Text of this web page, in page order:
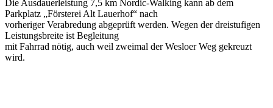
Die Ausdauerleistung 7,5 km Nordic-Walking kann ab dem
Parkplatz „Försterei Alt Lauerhof“ nach
vorheriger Verabredung abgeprüft werden. Wegen der dreistufigen
Leistungsbreite ist Begleitung
mit Fahrrad nötig, auch weil zweimal der Wesloer Weg gekreuzt
wird.